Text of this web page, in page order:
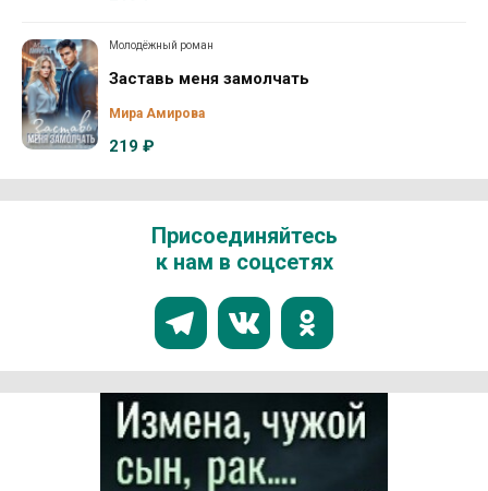
Молодёжный роман
Заставь меня замолчать
Мира Амирова
219 ₽
Присоединяйтесь
к нам в соцсетях